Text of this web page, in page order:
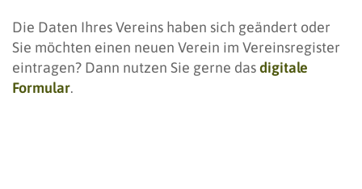
Die Daten Ihres Vereins haben sich geändert oder
Sie möchten einen neuen Verein im Vereinsregister
eintragen? Dann nutzen Sie gerne dasdigitale
Formular.